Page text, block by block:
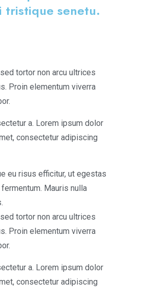
tristique senetu.
tortor non arcu ultrices
Proin elementum viverra
a. Lorem ipsum dolor
consectetur adipiscing
eu risus efficitur, ut egestas
Mauris nulla
tortor non arcu ultrices
Proin elementum viverra
a. Lorem ipsum dolor
consectetur adipiscing